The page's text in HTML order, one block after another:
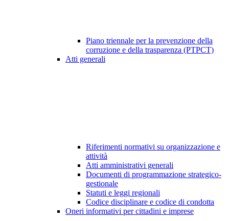
Piano triennale per la prevenzione della
corruzione e della trasparenza (PTPCT)
Atti generali
Riferimenti normativi su organizzazione e
attività
Atti amministrativi generali
Documenti di programmazione strategico-
gestionale
Statuti e leggi regionali
Codice disciplinare e codice di condotta
Oneri informativi per cittadini e imprese